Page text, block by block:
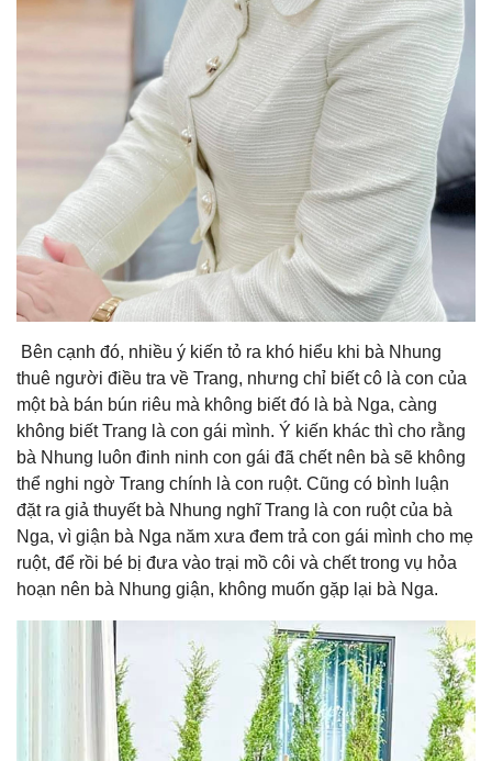
Bên cạnh đó, nhiều ý kiến tỏ ra khó hiểu khi bà Nhung
thuê người điều tra về Trang, nhưng chỉ biết cô là con của
một bà bán bún riêu mà không biết đó là bà Nga, càng
không biết Trang là con gái mình. Ý kiến khác thì cho rằng
bà Nhung luôn đinh ninh con gái đã chết nên bà sẽ không
thể nghi ngờ Trang chính là con ruột. Cũng có bình luận
đặt ra giả thuyết bà Nhung nghĩ Trang là con ruột của bà
Nga, vì giận bà Nga năm xưa đem trả con gái mình cho mẹ
ruột, để rồi bé bị đưa vào trại mồ côi và chết trong vụ hỏa
hoạn nên bà Nhung giận, không muốn gặp lại bà Nga.